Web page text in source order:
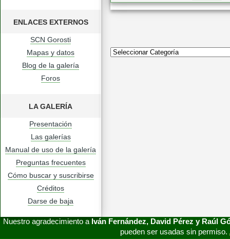
ENLACES EXTERNOS
SCN Gorosti
Mapas y datos
Blog de la galería
Foros
LA GALERÍA
Presentación
Las galerías
Manual de uso de la galería
Preguntas frecuentes
Cómo buscar y suscribirse
Créditos
Darse de baja
Nuestro agradecimiento a Iván Fernández, David Pérez y Raúl
pueden ser usadas sin permiso.